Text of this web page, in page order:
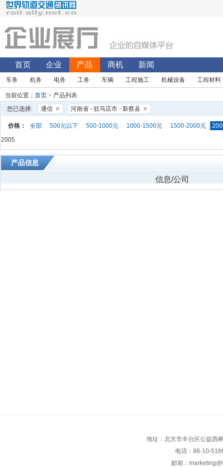
首页 企业 产品 商机 新闻
车务 机务 电务 工务 车辆 工程施工 机械设备 工程材料
当前位置： 首页 > 产品列表
您已选择:
通信 河南省 - 驻马店市 - 新蔡县
价格： 全部 500元以下 500-1000元 1000-1500元 1500-2000元
2005
产品信息
信息/公司
地址：北京市丰台区公益西
电话：86-10-
邮箱：